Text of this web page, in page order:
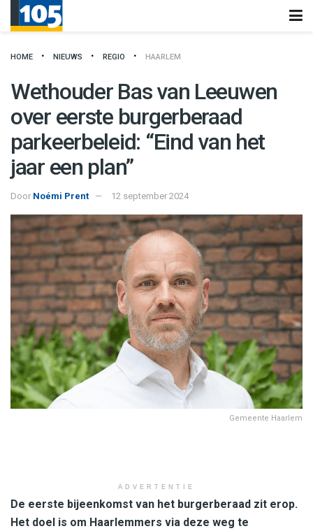
HOME NIEUWS REGIO HAARLEM
Wethouder Bas van Leeuwen
over eerste burgerberaad
parkeerbeleid: “Eind van het
jaar een plan”
Door Noémi Prent 12 september 2024
Gemeente Haarlem
ADVERTENTIE
De eerste bijeenkomst van het burgerberaad zit erop.
Het doel is om Haarlemmers via deze weg te